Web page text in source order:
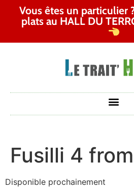
Vous êtes un particulier
plats au HALL DU
Fusilli 4
Disponible prochainement